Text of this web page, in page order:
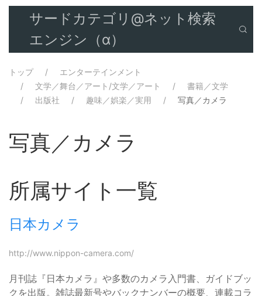
サードカテゴリ@ネット検索
エンジン（α）
トップ
エンターテインメント
文学／舞台／アート/文学／アート
書籍／文学
出版社
趣味／娯楽／実用 写真／カメラ
写真／カメラ
所属サイト一覧
日本カメラ
http://www.nippon-camera.com/
月刊誌『日本カメラ』や多数のカメラ入門書、ガイドブッ
クを出版。雑誌最新号やバックナンバーの概要、連載コラ